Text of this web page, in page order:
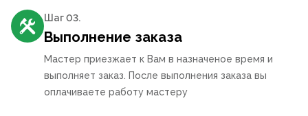
Шаг 03.
Выполнение заказа
Мастер приезжает к Вам в назначеное время и
выполняет заказ. После выполнения заказа вы
оплачиваете работу мастеру